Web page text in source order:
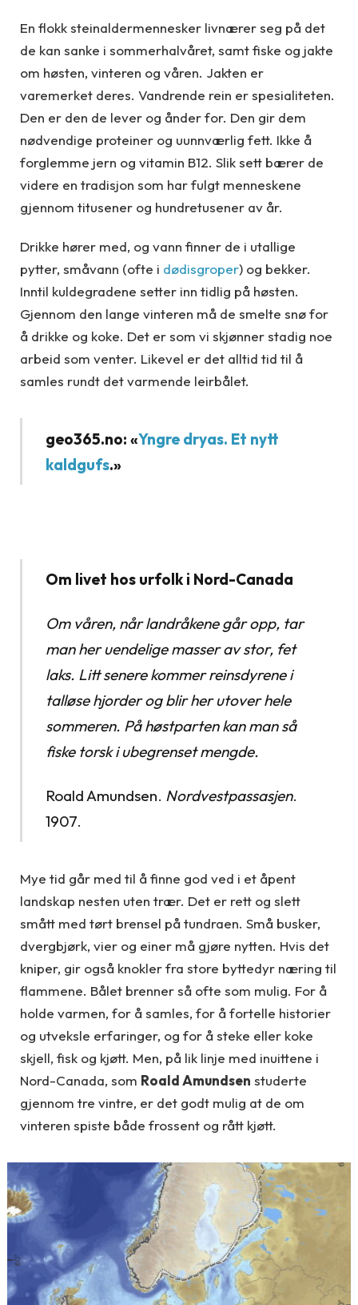
En flokk steinaldermennesker livnærer seg på det
de kan sanke i sommerhalvåret, samt fiske og jakte
om høsten, vinteren og våren. Jakten er
varemerket deres. Vandrende rein er spesialiteten.
Den er den de lever og ånder for. Den gir dem
nødvendige proteiner og uunnværlig fett. Ikke å
forglemme jern og vitamin B12. Slik sett bærer de
videre en tradisjon som har fulgt menneskene
gjennom titusener og hundretusener av år.
Drikke hører med, og vann finner de i utallige
pytter, småvann (ofte i dødisgroper) og bekker.
Inntil kuldegradene setter inn tidlig på høsten.
Gjennom den lange vinteren må de smelte snø for
å drikke og koke. Det er som vi skjønner stadig noe
arbeid som venter. Likevel er det alltid tid til å
samles rundt det varmende leirbålet.
geo365.no: «Yngre dryas. Et nytt
kaldgufs.»
Om livet hos urfolk i Nord-Canada
Om våren, når landråkene går opp, tar
man her uendelige masser av stor, fet
laks. Litt senere kommer reinsdyrene i
talløse hjorder og blir her utover hele
sommeren. På høstparten kan man så
fiske torsk i ubegrenset mengde.
Roald Amundsen. Nordvestpassasjen.
1907.
Mye tid går med til å finne god ved i et åpent
landskap nesten uten trær. Det er rett og slett
smått med tørt brensel på tundraen. Små busker,
dvergbjørk, vier og einer må gjøre nytten. Hvis det
kniper, gir også knokler fra store byttedyr næring til
flammene. Bålet brenner så ofte som mulig. For å
holde varmen, for å samles, for å fortelle historier
og utveksle erfaringer, og for å steke eller koke
skjell, fisk og kjøtt. Men, på lik linje med inuittene i
Nord-Canada, som Roald Amundsen studerte
gjennom tre vintre, er det godt mulig at de om
vinteren spiste både frossent og rått kjøtt.